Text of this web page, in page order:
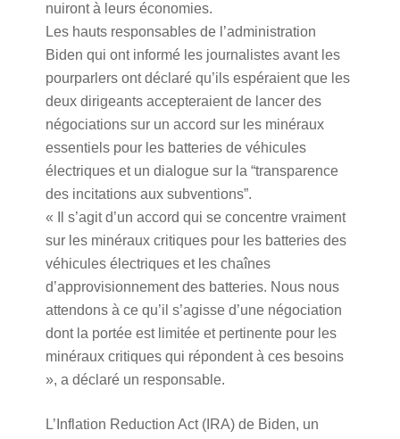
nuiront à leurs économies.
Les hauts responsables de l’administration
Biden qui ont informé les journalistes avant les
pourparlers ont déclaré qu’ils espéraient que les
deux dirigeants accepteraient de lancer des
négociations sur un accord sur les minéraux
essentiels pour les batteries de véhicules
électriques et un dialogue sur la “transparence
des incitations aux subventions”.
« Il s’agit d’un accord qui se concentre vraiment
sur les minéraux critiques pour les batteries des
véhicules électriques et les chaînes
d’approvisionnement des batteries. Nous nous
attendons à ce qu’il s’agisse d’une négociation
dont la portée est limitée et pertinente pour les
minéraux critiques qui répondent à ces besoins
», a déclaré un responsable.
L’Inflation Reduction Act (IRA) de Biden, un